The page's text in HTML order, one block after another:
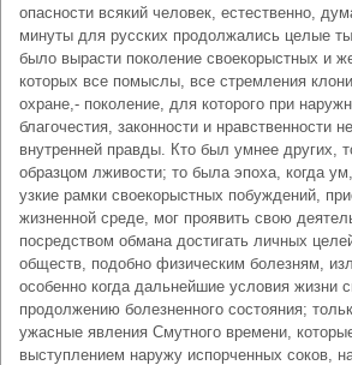
опасности всякий человек, естественно,
минуты для русских продолжались целые
было вырасти поколение своекорыстных и
которых все помыслы, все стремления
охране,- поколение, для которого при
благочестия, законности и нравственности
внутренней правды. Кто был умнее других,
образцом лживости; то была эпоха, когда
узкие рамки своекорыстных побуждений,
жизненной среде, мог проявить свою
посредством обмана достигать личных
обществ, подобно физическим болезням,
особенно когда дальнейшие условия жизни
продолжению болезненного состояния;
ужасные явления Смутного времени,
выступлением наружу испорченных соков,